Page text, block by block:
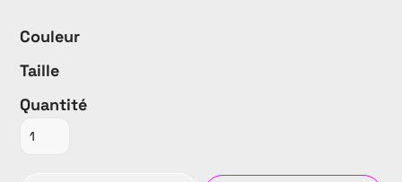
Couleur
Taille
Quantité